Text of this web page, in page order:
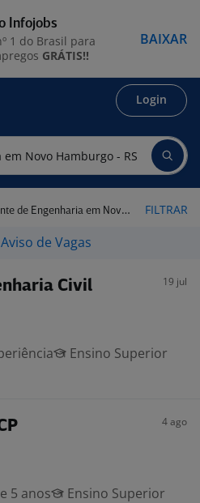
Login
em Novo Hamburgo - RS FILTRAR
de Vagas
Civil 19 jul
Ensino Superior
4 ago
5 anos
Ensino Superior
Infojobs
1 do Brasil para
GRÁTIS!!
BAIXAR